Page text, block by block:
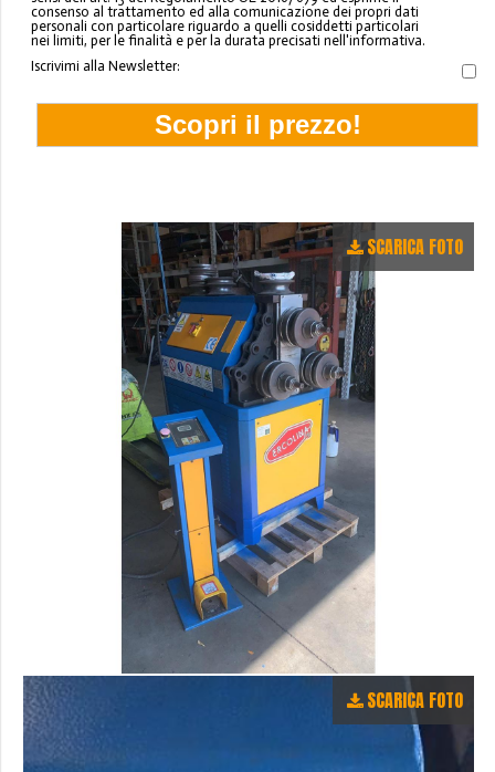
consenso al trattamento ed alla comunicazione dei propri dati
personali con particolare riguardo a quelli cosiddetti particolari
nei limiti, per le finalità e per la durata precisati nell'informativa.
Iscrivimi alla Newsletter:
SCARICA FOTO
SCARICA FOTO